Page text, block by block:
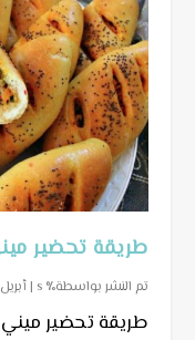
طريقة تحضير
تم النشر بواسطة٪ s | أبريل 7, 2018
طريقة تحضير